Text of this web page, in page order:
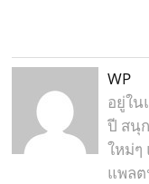
WP
อยู่ใน
ปี สนุ
ใหม่ๆ
แพล